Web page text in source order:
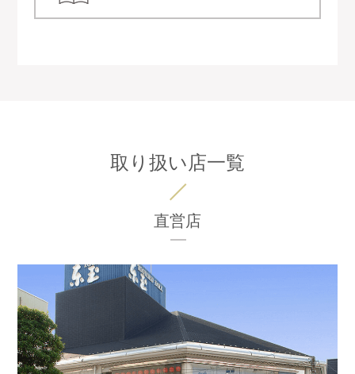
取り扱い店一覧
直営店